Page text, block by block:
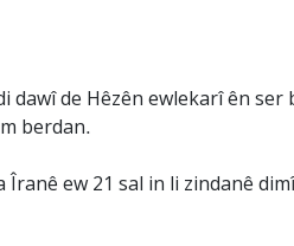
de Hêzên ewlekarî ên ser
berdan.
ew 21 sal in li zindanê